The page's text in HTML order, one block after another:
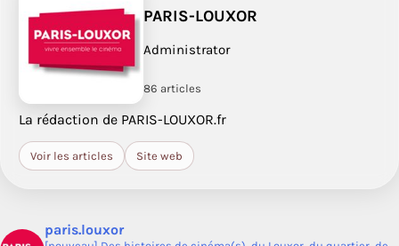
PARIS-LOUXOR
Administrator
86 articles
La rédaction de PARIS-LOUXOR.fr
Voir les articles Site web
paris.louxor